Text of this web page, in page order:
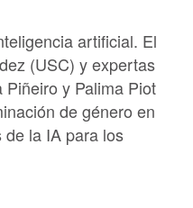
artificial. El
(USC) y expertas
y Palima Piot
de género en
la IA para los